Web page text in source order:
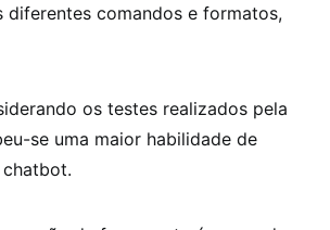
diferentes comandos e formatos,
os testes realizados pela
se uma maior habilidade de